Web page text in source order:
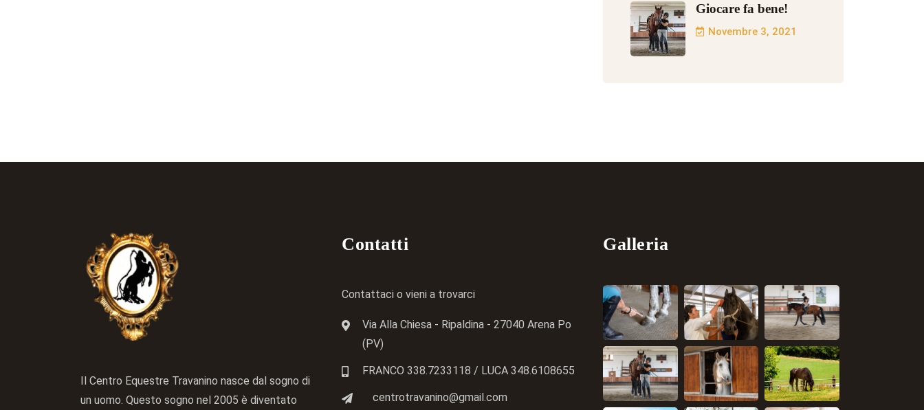
Giocare fa bene!
Novembre 3, 2021
Il Centro Equestre Travanino nasce dal sogno di
un uomo. Questo sogno nel 2005 è diventato
Contatti
Contattaci o vieni a trovarci
Via Alla Chiesa - Ripaldina - 27040 Arena Po
(PV)
FRANCO 338.7233118 / LUCA 348.6108655
centrotravanino@gmail.com
Galleria